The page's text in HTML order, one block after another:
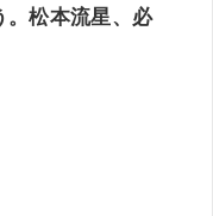
。松本流星、必